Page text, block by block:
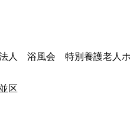
人 浴風会 特別養護老人
区